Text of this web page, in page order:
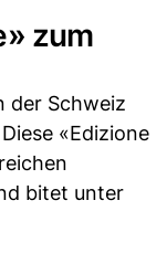
zum
der Schweiz
«Edizione
bitet unter